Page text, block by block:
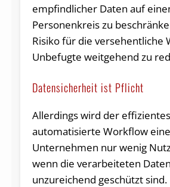
empfindlicher Daten auf
Personenkreis zu
Risiko für die versehentliche
Unbefugte weitgehend zu
Datensicherheit ist Pflicht
Allerdings wird der
automatisierte Workflow
Unternehmen nur wenig
wenn die verarbeiteten
unzureichend geschützt